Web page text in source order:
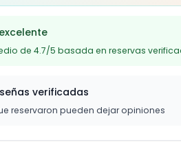
de 4.7/5 basada en reservas
verificadas
reservaron pueden dejar opiniones